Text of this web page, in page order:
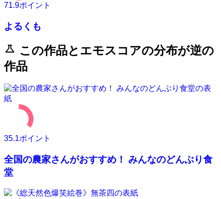
71.9ポイント
よるくも
science この作品とエモスコアの分布が逆の
作品
35.1ポイント
全国の農家さんがおすすめ！ みんなのどんぶり食
堂